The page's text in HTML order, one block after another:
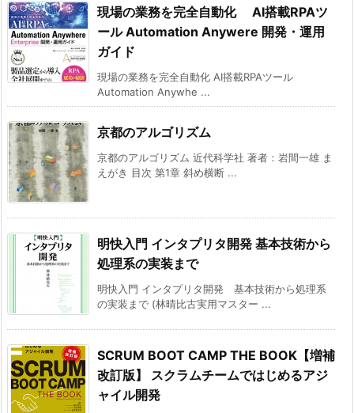
現場の業務を完全自動化 AI搭載RPAツ
ール Automation Anywere 開発・運用
ガイド
現場の業務を完全自動化 AI搭載RPAツール
Automation Anywhe ...
京都のアルゴリズム
京都のアルゴリズム 近代科学社 著者：岩間一雄 ま
えがき 目次 第1章 斜め横断 ...
明快入門 インタプリタ開発 基本技術から
処理系の実装まで
明快入門 インタプリタ開発 基本技術から処理系
の実装まで (林晴比古実用マスター ...
SCRUM BOOT CAMP THE BOOK【増補
改訂版】 スクラムチームではじめるアジ
ャイル開発